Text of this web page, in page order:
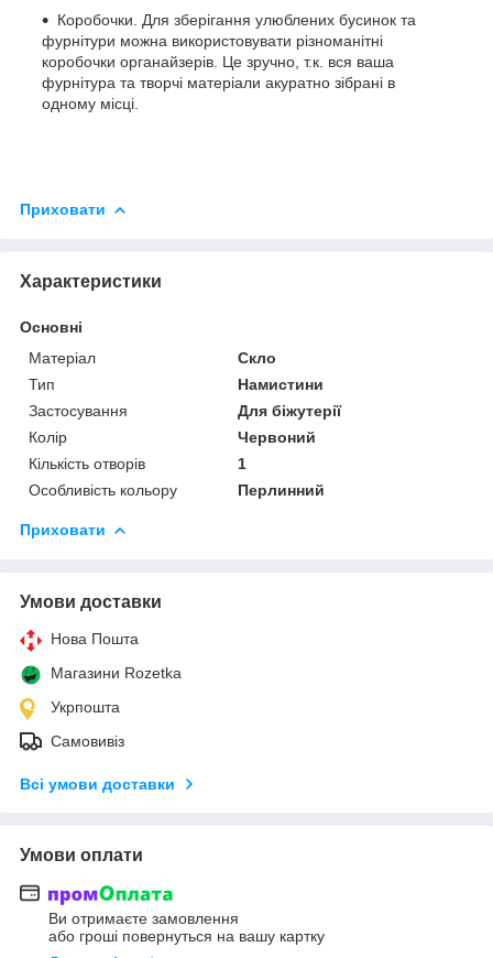
Коробочки. Для зберігання улюблених бусинок та
фурнітури можна використовувати різноманітні
коробочки органайзерів. Це зручно, т.к. вся ваша
фурнітура та творчі матеріали акуратно зібрані в
одному місці.
Приховати
Характеристики
Основні
Матеріал
Скло
Тип
Намистини
Застосування
Для біжутерії
Колір
Червоний
Кількість отворів
1
Особливість кольору
Перлинний
Приховати
Умови доставки
Нова Пошта
Магазини Rozetka
Укрпошта
Самовивіз
Всі умови доставки
Умови оплати
Ви отримаєте замовлення
або гроші повернуться на вашу картку